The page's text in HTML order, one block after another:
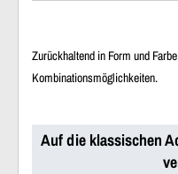
Zurückhaltend in Form und
Kombinationsmöglichkeiten.
Auf die klassischen